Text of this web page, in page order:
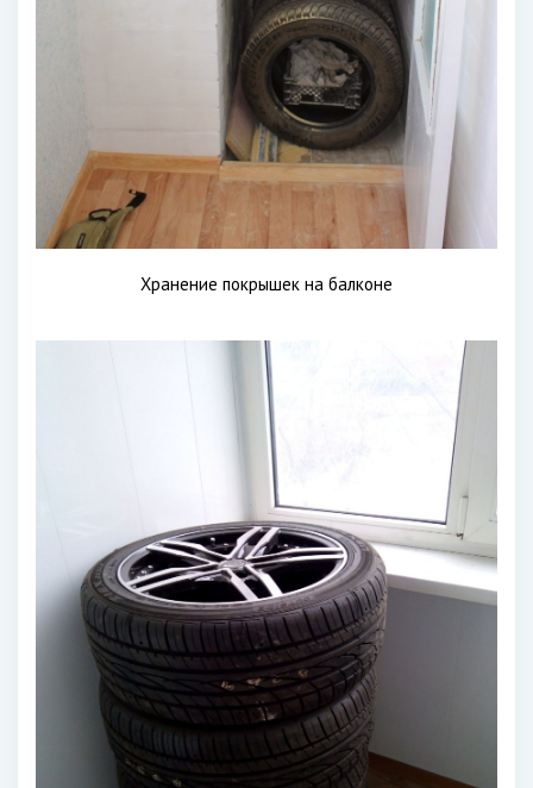
Хранение покрышек на балконе